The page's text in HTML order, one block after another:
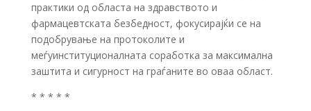
практики од областа на здравството и
фармацевтската безбедност, фокусирајќи се на
подобрување на протоколите и
меѓуинституционалната соработка за максимална
заштита и сигурност на граѓаните во оваа област.
* * * * *